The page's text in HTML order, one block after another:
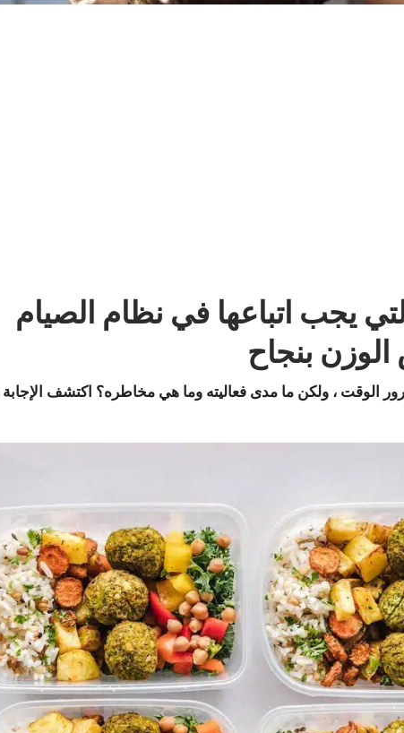
يجب اتباعها في نظام الصيام
بنجاح
الوقت ، ولكن ما مدى فعاليته وما هي مخاطره؟ اكتشف